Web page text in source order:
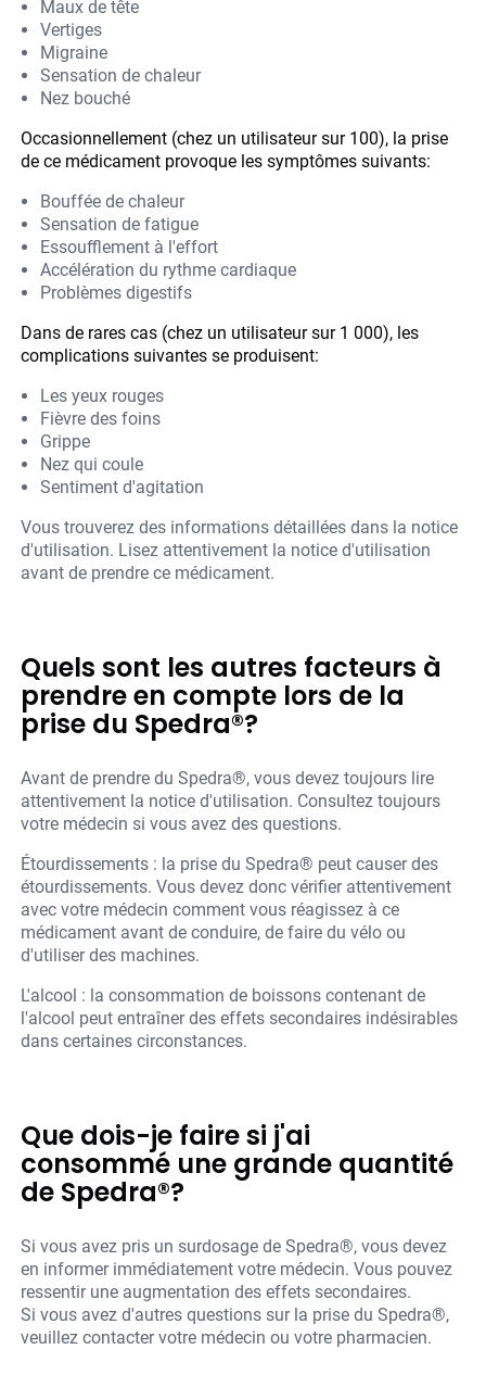
Maux de tête
Vertiges
Migraine
Sensation de chaleur
Nez bouché
Occasionnellement (chez un utilisateur sur 100), la prise
de ce médicament provoque les symptômes suivants:
Bouffée de chaleur
Sensation de fatigue
Essoufflement à l'effort
Accélération du rythme cardiaque
Problèmes digestifs
Dans de rares cas (chez un utilisateur sur 1 000), les
complications suivantes se produisent:
Les yeux rouges
Fièvre des foins
Grippe
Nez qui coule
Sentiment d'agitation
Vous trouverez des informations détaillées dans la notice
d'utilisation. Lisez attentivement la notice d'utilisation
avant de prendre ce médicament.
Quels sont les autres facteurs à
prendre en compte lors de la
prise du Spedra®?
Avant de prendre du Spedra®, vous devez toujours lire
attentivement la notice d'utilisation. Consultez toujours
votre médecin si vous avez des questions.
Étourdissements : la prise du Spedra® peut causer des
étourdissements. Vous devez donc vérifier attentivement
avec votre médecin comment vous réagissez à ce
médicament avant de conduire, de faire du vélo ou
d'utiliser des machines.
L'alcool : la consommation de boissons contenant de
l'alcool peut entraîner des effets secondaires indésirables
dans certaines circonstances.
Que dois-je faire si j'ai
consommé une grande quantité
de Spedra®?
Si vous avez pris un surdosage de Spedra®, vous devez
en informer immédiatement votre médecin. Vous pouvez
ressentir une augmentation des effets secondaires.
Si vous avez d'autres questions sur la prise du Spedra®,
veuillez contacter votre médecin ou votre pharmacien.